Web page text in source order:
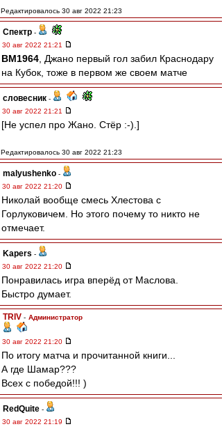
Редактировалось 30 авг 2022 21:23
Спектр -
30 авг 2022 21:21
BM1964 , Джано первый гол забил Краснодару
на Кубок, тоже в первом же своем матче
словесник -
30 авг 2022 21:21
[Не успел про Жано. Стёр :-).]
Редактировалось 30 авг 2022 21:23
malyushenko -
30 авг 2022 21:20
Николай вообще смесь Хлестова с
Горлуковичем. Но этого почему то никто не
отмечает.
Kapers -
30 авг 2022 21:20
Понравилась игра вперёд от Маслова.
Быстро думает.
TRIV - Администратор
30 авг 2022 21:20
По итогу матча и прочитанной книги...
А где Шамар???
Всех с победой!!! )
RedQuite -
30 авг 2022 21:19